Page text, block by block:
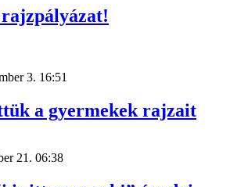
3. 16:51
a gyermekek rajzait
21. 06:38